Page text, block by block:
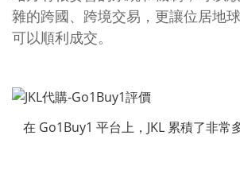
雜的跨國、跨境交易，更讓位居地
可以順利成交。
在 Go1Buy1 平台上，JKL 累積了非常